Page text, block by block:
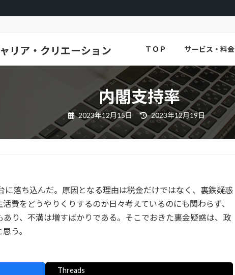
リア・クリエーション ＴＯＰ サービス・料金
内閣支持率
2023年12月15日
最
終
更
新
2023年12月19日
に落ち込んだ。原因となる理由は税金だけではなく、裏鉄疑惑
費をどうやりくりするのか日々考えているのにも関わらず、
り、不満は増すばかりである。そこでおきた裏金疑惑は、政
う。
Threads